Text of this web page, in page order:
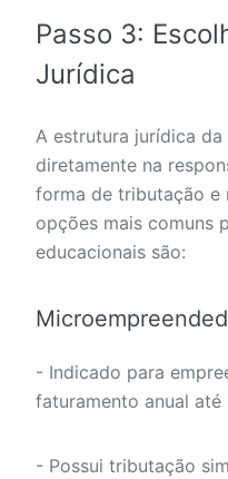
Passo 3:
Jurídica
A estrutura jurídica
diretamente na
forma de tributação e
opções mais comuns
educacionais são:
- Indicado para
faturamento anual até
- Possui tributação